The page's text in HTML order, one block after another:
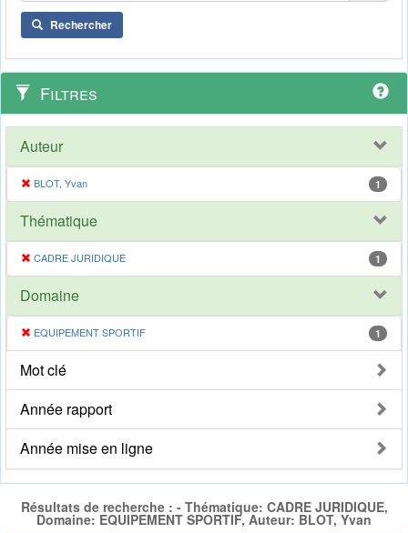
Rechercher
Filtres
Auteur
BLOT, Yvan 1
Thématique
CADRE JURIDIQUE 1
Domaine
EQUIPEMENT SPORTIF 1
Mot clé
Année rapport
Année mise en ligne
Résultats de recherche : - Thématique: CADRE JURIDIQUE,
Domaine: EQUIPEMENT SPORTIF, Auteur: BLOT, Yvan